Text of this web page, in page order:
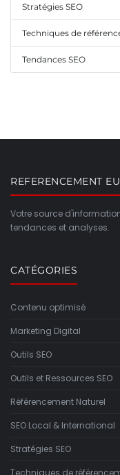
Stratégies SEO
Techniques de
Tendances SEO
REFERENCEMENT
Votre source
tendances et analyses.
CATÉGORIES
Contenu optimisé
Marketing Digital
Outils SEO
Outils et Ressources SEO
Référencement Naturel
SEO Local & International
Stratégies SEO
Techniques de